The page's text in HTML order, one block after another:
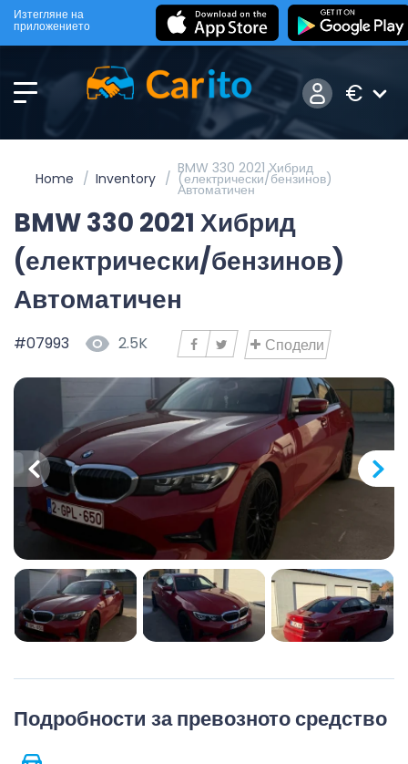
Изтегляне на
приложението
€
Home Inventory
BMW 330 2021 Хибрид
(електрически/бензинов)
Автоматичен
BMW 330 2021 Хибрид
(електрически/бензинов)
Автоматичен
#07993 2.5K Сподели
Подробности за превозното средство